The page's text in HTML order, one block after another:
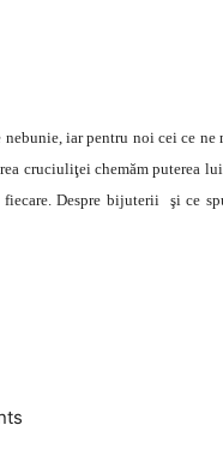
iar pentru noi cei ce
cruciuliţei chemăm puterea
fiecare. Despre bijuterii şi ce